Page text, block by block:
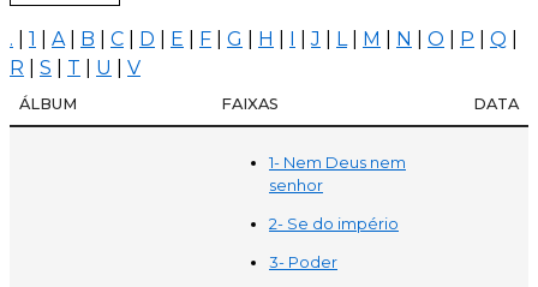
. 1 A B C D E F G H I |J L M N O P Q
R
S T U V
ÁLBUM FAIXAS DATA
1- Nem Deus nem
senhor
2- Se do império
3- Poder